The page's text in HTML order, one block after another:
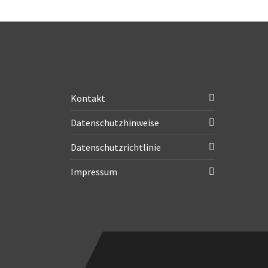
Kontakt
Datenschutzhinweise
Datenschutzrichtlinie
Impressum